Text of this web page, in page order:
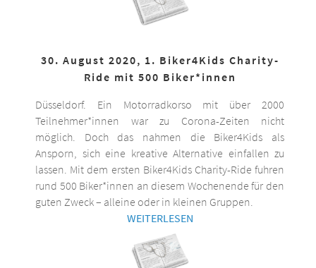
30. August 2020, 1. Biker4Kids Charity-
Ride mit 500 Biker*innen
Düsseldorf. Ein Motorradkorso mit über 2000
Teilnehmer*innen war zu Corona-Zeiten nicht
möglich. Doch das nahmen die Biker4Kids als
Ansporn, sich eine kreative Alternative einfallen zu
lassen. Mit dem ersten Biker4Kids Charity-Ride fuhren
rund 500 Biker*innen an diesem Wochenende für den
guten Zweck – alleine oder in kleinen Gruppen.
WEITERLESEN